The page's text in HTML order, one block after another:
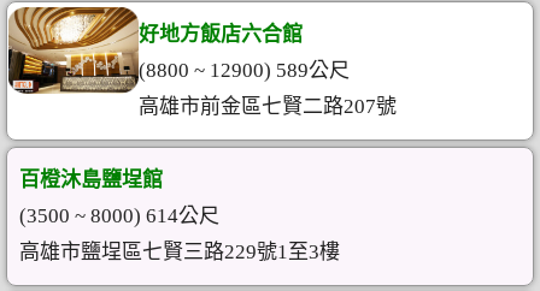
好地方飯店六合館
(8800 ~ 12900) 589公尺
高雄市前金區七賢二路207號
百橙沐島鹽埕館
(3500 ~ 8000) 614公尺
高雄市鹽埕區七賢三路229號1至3樓